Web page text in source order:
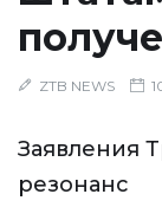
ZTB NEWS
Заявления
резонанс